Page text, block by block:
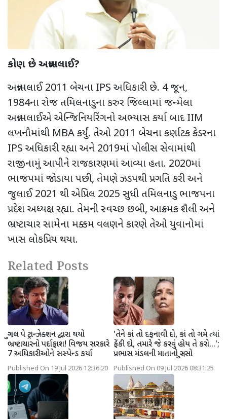
કોણ છે અન્નામલાઈ?
અન્નામલાઈ 2011 બેચના IPS અધિકારી છે. 4જૂન,
1984ના રોજ તમિલનાડુના કરુર જિલ્લામાં જન્મેલા
અન્નામલાઈએ એન્જિનિયરિંગનો અભ્યાસ કર્યા બાદ IIM
લખનૌમાંથી MBAકર્યું. તેઓ 2011 બેચના કર્ણાટક કેડરના
IPS અધિકારી રહ્યા અને 2019માં પોલીસ સેવામાંથી
રાજીનામું આપીને રાજકારણમાં આવ્યા હતા. 2020માં
ભાજપમાં જોડાયા પછી, તેમણે ઝડપથી પ્રગતિ કરી અને
જુલાઈ 2021 થી એપ્રિલ 2025 સુધી તમિલનાડુ ભાજપના
પ્રદેશ અધ્યક્ષ રહ્યા. તેમની સ્વચ્છ છબી, આક્રમક શૈલી અને
ભ્રષ્ટાચાર સામેના મક્કમ વલણને કારણે તેઓ યુવાનોમાં
ખાસ લોકપ્રિય થયા.
Related Posts
ગુગલ પે ટ્રાન્ઝેક્શન દ્વારા થયો
ભ્રષ્ટાચારનો પર્દાફાશ! વિજય સરકારે
7 અધિકારીઓને સસ્પેન્ડ કર્યા
Published On 19 Jul 2026 12:36:20
'તેને કાં તો દફનાવી દો, કાં તો ગમે ત્યાં
ફેંકી દો, તમારે જે કરવું હોય તે કરો...';
પ્રભાસ મંડલની માતાનો ગુસ્સો
Published On 09 Jul 2026 08:31:25